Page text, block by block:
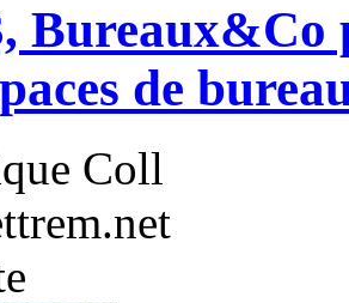
Bureaux&Co
de
Coll